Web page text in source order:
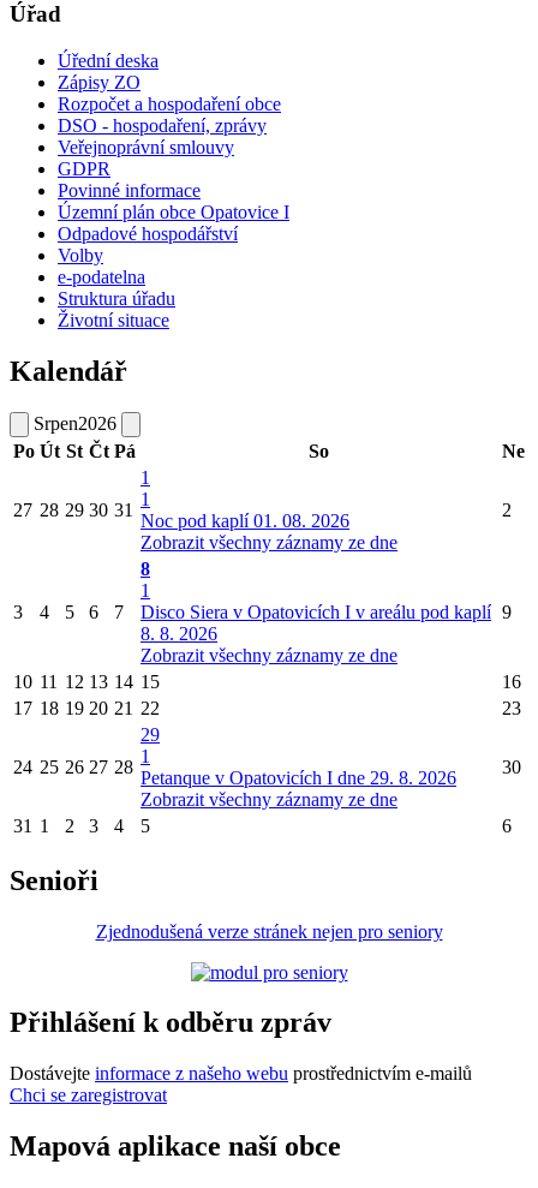
Úřad
Úřední deska
Zápisy ZO
Rozpočet a hospodaření obce
DSO - hospodaření, zprávy
Veřejnoprávní smlouvy
GDPR
Povinné informace
Územní plán obce Opatovice I
Odpadové hospodářství
Volby
e-podatelna
Struktura úřadu
Životní situace
Kalendář
Srpen2026
Po Út St Čt Pá So Ne
27 28 29 30 31
1
1
Noc pod kaplí 01. 08. 2026
Zobrazit všechny záznamy ze dne
2
3 4 5 6 7
8
1
Disco Siera v Opatovicích I v areálu pod kaplí
8. 8. 2026
Zobrazit všechny záznamy ze dne
9
10 11 12 13 14 15
16
17 18 19 20 21 22 23
24 25 26 27 28
29
1
Petanque v Opatovicích I dne 29. 8. 2026
Zobrazit všechny záznamy ze dne
30
31 1 2 3 4 5 6
Senioři
Zjednodušená verze stránek nejen pro seniory
Přihlášení k odběru zpráv
Dostávejte informace z našeho webu prostřednictvím e-mailů
Chci se zaregistrovat
Mapová aplikace naší obce